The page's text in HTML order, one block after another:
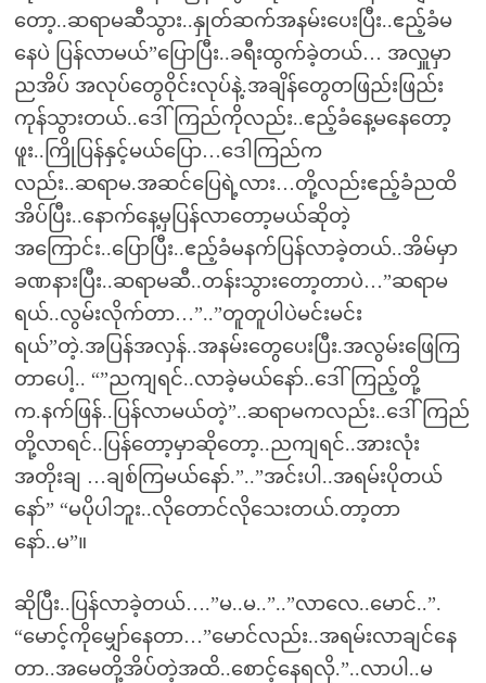
တော့..ဆရာမဆီသွား..နှုတ်ဆက်အနမ်းပေးပြီး..ဧည့်ခံမ
နေပဲ ပြန်လာမယ်”ပြောပြီး..ခရီးထွက်ခဲ့တယ်… အလှူမှာ
ညအိပ် အလုပ်တွေဝိုင်းလုပ်နဲ့.အချိန်တွေတဖြည်းဖြည်း
ကုန်သွားတယ်..ဒေါ်ကြည်ကိုလည်း..ဧည့်ခံနေ့မနေတော့
ဖူး..ကြိုပြန်နှင့်မယ်ပြော…ဒေါကြည်က
လည်း..ဆရာမ.အဆင်ပြေရဲ့လား…တို့လည်းဧည့်ခံညထိ
အိပ်ပြီး..နောက်နေ့မှပြန်လာတော့မယ်ဆိုတဲ့
အကြောင်း..ပြောပြီး..ဧည့်ခံမနက်ပြန်လာခဲ့တယ်..အိမ်မှာ
ခဏနားပြီး..ဆရာမဆီ..တန်းသွားတော့တာပဲ…”ဆရာမ
ရယ်..လွမ်းလိုက်တာ…”..”တူတူပါပဲမင်းမင်း
ရယ်”တဲ့.အပြန်အလှန်..အနမ်းတွေပေးပြီး.အလွမ်းဖြေကြ
တာပေါ့.. “”ညကျရင်..လာခဲ့မယ်နော်..ဒေါ်ကြည့်တို့
က.နက်ဖြန်..ပြန်လာမယ်တဲ့”..ဆရာမကလည်း..ဒေါ်ကြည်
တို့လာရင်..ပြန်တော့မှာဆိုတော့..ညကျရင်..အားလုံး
အတိုးချ …ချစ်ကြမယ်နော်.”..”အင်းပါ..အရမ်းပိုတယ်
နော်” “မပိုပါဘူး..လိုတောင်လိုသေးတယ်.တာ့တာ
နော်..မ”။
ဆိုပြီး..ပြန်လာခဲ့တယ်….”မ..မ..”..”လာလေ..မောင်..”.
“မောင့်ကိုမျှော်နေတာ…”မောင်လည်း..အရမ်းလာချင်နေ
တာ..အမေတို့အိပ်တဲ့အထိ..စောင့်နေရလို.”..လာပါ..မ